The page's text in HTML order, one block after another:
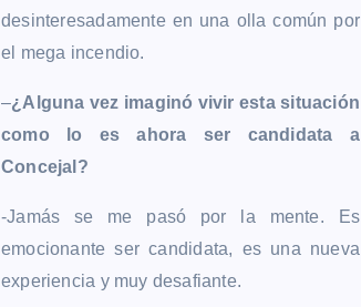
desinteresadamente en una olla común por
el mega incendio.
–¿Alguna vez imaginó vivir esta situación
como lo es ahora ser candidata a
Concejal?
-Jamás se me pasó por la mente. Es
emocionante ser candidata, es una nueva
experiencia y muy desafiante.